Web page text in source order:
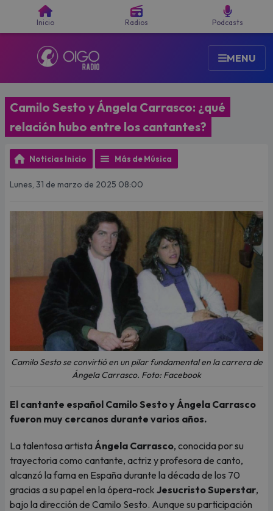
Inicio Radios Podcasts
MENU
Camilo Sesto y Ángela Carrasco: ¿qué
relación hubo entre los cantantes?
Noticias Inicio Más de Música
Lunes, 31 de marzo de 2025 08:00
Camilo Sesto se convirtió en un pilar fundamental en la carrera de
Ángela Carrasco. Foto: Facebook
El cantante español Camilo Sesto y Ángela Carrasco
fueron muy cercanos durante varios años.
La talentosa artistaÁngela Carrasco, conocida por su
trayectoria como cantante, actriz y profesora de canto,
alcanzó la fama en España durante la década de los 70
gracias a su papel en la ópera-rock Jesucristo Superstar,
bajo la dirección de Camilo Sesto. Aunque su participación